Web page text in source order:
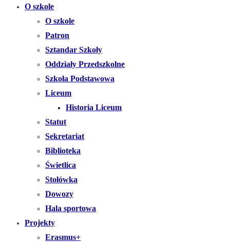
O szkole
O szkole
Patron
Sztandar Szkoły
Oddziały Przedszkolne
Szkoła Podstawowa
Liceum
Historia Liceum
Statut
Sekretariat
Biblioteka
Świetlica
Stołówka
Dowozy
Hala sportowa
Projekty
Erasmus+